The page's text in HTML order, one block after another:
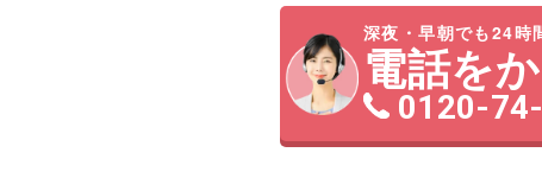
深夜・早朝でも24時
電話を
0120-